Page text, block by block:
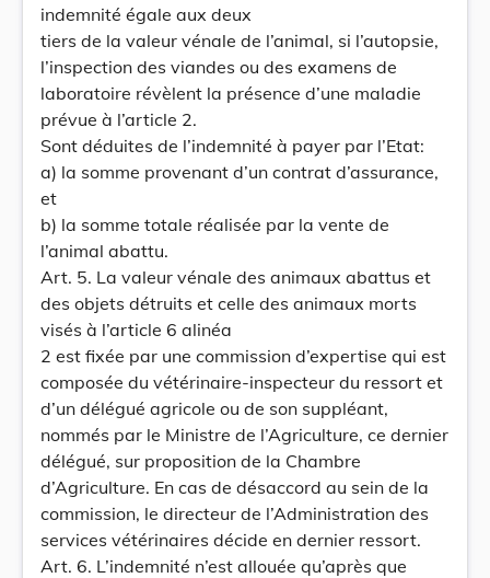
indemnité égale aux deux
tiers de la valeur vénale de l’animal, si l’autopsie,
l’inspection des viandes ou des examens de
laboratoire révèlent la présence d’une maladie
prévue à l’article 2.
Sont déduites de l’indemnité à payer par l’Etat:
a) la somme provenant d’un contrat d’assurance,
et
b) la somme totale réalisée par la vente de
l’animal abattu.
Art. 5. La valeur vénale des animaux abattus et
des objets détruits et celle des animaux morts
visés à l’article 6 alinéa
2 est fixée par une commission d’expertise qui est
composée du vétérinaire-inspecteur du ressort et
d’un délégué agricole ou de son suppléant,
nommés par le Ministre de l’Agriculture, ce dernier
délégué, sur proposition de la Chambre
d’Agriculture. En cas de désaccord au sein de la
commission, le directeur de l’Administration des
services vétérinaires décide en dernier ressort.
Art. 6. L’indemnité n’est allouée qu’après que